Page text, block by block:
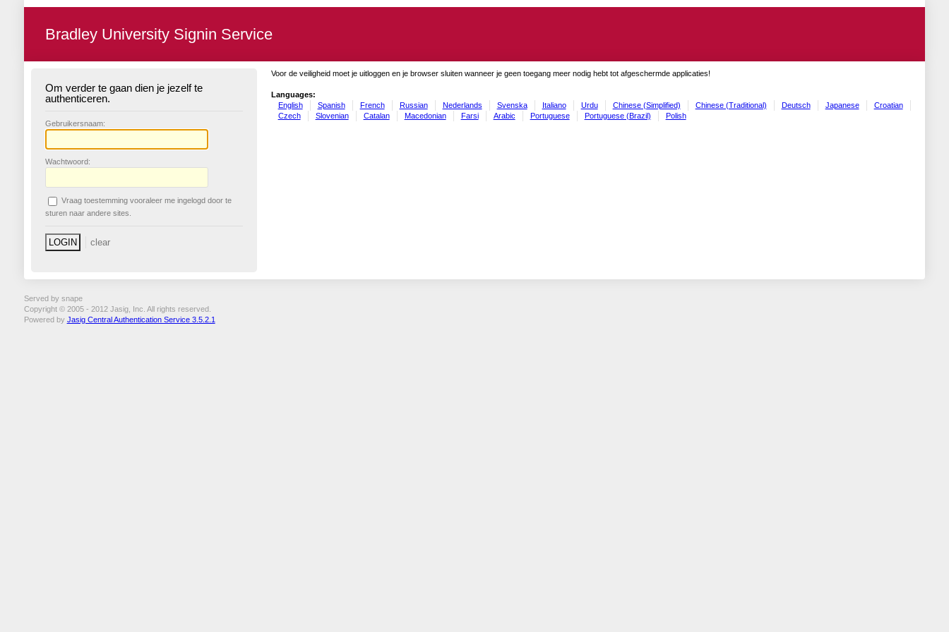
Bradley University Signin Service
Om verder te gaan dien je jezelf te
authenticeren.
Gebruikersnaam:
Wachtwoord:
Vraag toestemming vooraleer me ingelogd door te
sturen naar andere sites.
Voor de veiligheid moet je uitloggen en je browser sluiten wanneer je geen toegang meer nodig hebt tot afgeschermde applicaties!
Languages:
English
Spanish French Russian Nederlands Svenska Italiano Urdu Chinese (Simplified) Chinese (Traditional) Deutsch Japanese
Croatian
Czech
Slovenian Catalan Macedonian Farsi Arabic Portuguese Portuguese (Brazil) Polish
Served by snape
Copyright © 2005 - 2012 Jasig, Inc. All rights reserved.
Powered by Jasig Central Authentication Service 3.5.2.1